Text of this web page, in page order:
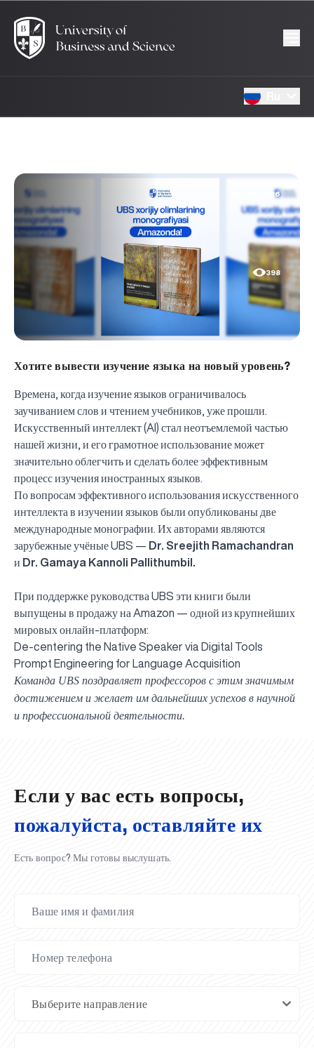
20.06.2026
398
Хотите вывести изучение языка на новый уровень?
Времена, когда изучение языков ограничивалось
заучиванием слов и чтением учебников, уже прошли.
Искусственный интеллект (AI) стал неотъемлемой частью
нашей жизни, и его грамотное использование может
значительно облегчить и сделать более эффективным
процесс изучения иностранных языков.
По вопросам эффективного использования искусственного
интеллекта в изучении языков были опубликованы две
международные монографии. Их авторами являются
зарубежные учёные UBS — Dr. Sreejith Ramachandran
и Dr. Gamaya Kannoli Pallithumbil.
При поддержке руководства UBS эти книги были
выпущены в продажу на Amazon — одной из крупнейших
мировых онлайн-платформ:
De-centering the Native Speaker via Digital Tools
Prompt Engineering for Language Acquisition
Команда UBS поздравляет профессоров с этим значимым
достижением и желает им дальнейших успехов в научной
и профессиональной деятельности.
UBS professori "Yangi O‘zbekiston yosh olimlari"
qatoridan joy oldi!
Вышел новый номер нашей любимой газеты «UBS
Xabarnomasi»!
Анализ деятельности UBS и планы на перспективу
Преподаватели UBS повысили квалификацию в
Кыргызстане
Вперёд к победе, Узбекистан!
НАЗНАЧЕНИЕ
UBS в средствах массовой информации
UBS и выпускники университета удостоены наград
хокимията области
Хотите вывести изучение языка на новый уровень?
Inson kapitaliga yo‘naltirilgan investitsiya — Yangi
O‘zbekiston taraqqiyotining eng muhim tayanchi
Если у вас есть вопросы,
пожалуйста, оставляйте их
Есть вопрос? Мы готовы выслушать.